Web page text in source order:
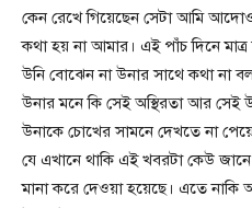
কেন রেখে গিয়েছেন সেটা আমি
কথা হয় না আমার। এই পাঁচ দিনে
উনি বোঝেন না উনার সাথে কথা না
উনার মনে কি সেই অস্থিরতা আর সেই
উনাকে চোখের সামনে দেখতে না
যে এখানে থাকি এই খবরটা কেউ
মানা করে দেওয়া হয়েছে। এতে নাকি